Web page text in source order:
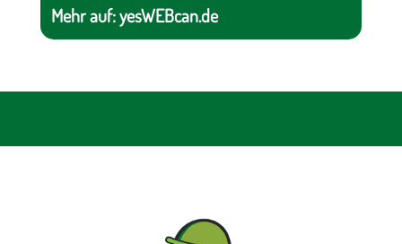
Mehr auf:yesWEBcan.de